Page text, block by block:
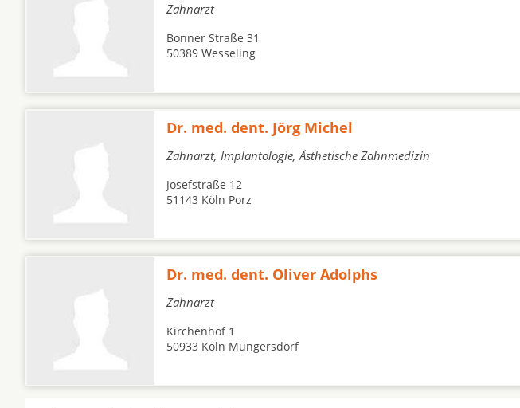
Zahnarzt
Bonner Straße 31
50389 Wesseling
Dr. med. dent. Jörg Michel
Zahnarzt, Implantologie, Ästhetische Zahnmedizin
Josefstraße 12
51143 Köln Porz
Dr. med. dent. Oliver Adolphs
Zahnarzt
Kirchenhof 1
50933 Köln Müngersdorf